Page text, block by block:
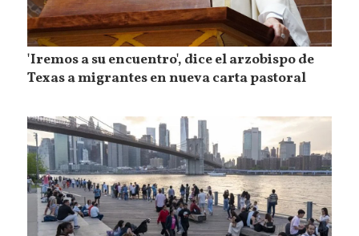
'Iremos a su encuentro', dice el arzobispo de
Texas a migrantes en nueva carta pastoral